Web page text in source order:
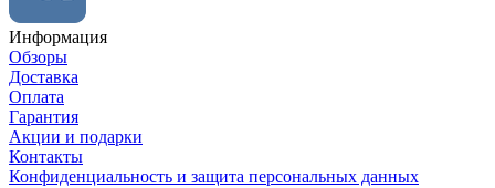
Информация
Обзоры
Доставка
Оплата
Гарантия
Акции и подарки
Контакты
Конфиденциальность и защита персональных данных